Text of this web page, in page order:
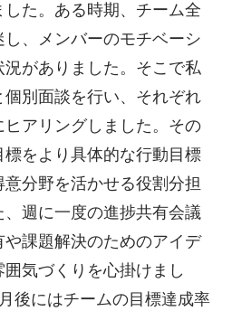
た。ある時期、チーム全
、メンバーのモチベーシ
況がありました。そこで私
別面談を行い、それぞれ
アリングしました。その
をより具体的な行動目標
分野を活かせる役割分担
週に一度の進捗共有会議
課題解決のためのアイデ
気づくりを心掛けまし
後にはチームの目標達成率